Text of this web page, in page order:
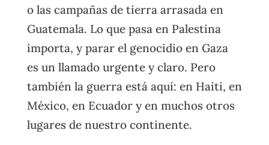
o las campañas de tierra arrasada en
Guatemala. Lo que pasa en Palestina
importa, y parar el genocidio en Gaza
es un llamado urgente y claro. Pero
también la guerra está aquí: en Haiti, en
México, en Ecuador y en muchos otros
lugares de nuestro continente.